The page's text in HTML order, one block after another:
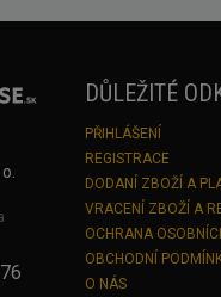
DŮLEŽITÉ
PŘIHLÁŠENÍ
REGISTRACE
DODANÍ ZBOŽÍ A
VRACENÍ ZBOŽÍ A
OCHRANA
OBCHODNÍ
O NÁS